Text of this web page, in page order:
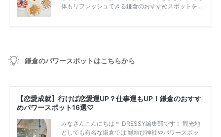
鎌倉のパワースポットはこちらから